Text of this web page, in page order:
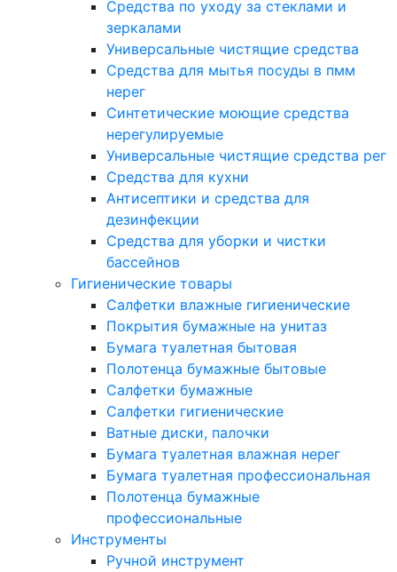
Средства по уходу за стеклами и
зеркалами
Универсальные чистящие средства
Средства для мытья посуды в пмм
нерег
Синтетические моющие средства
нерегулируемые
Универсальные чистящие средства рег
Средства для кухни
Антисептики и средства для
дезинфекции
Средства для уборки и чистки
бассейнов
Гигиенические товары
Салфетки влажные гигиенические
Покрытия бумажные на унитаз
Бумага туалетная бытовая
Полотенца бумажные бытовые
Салфетки бумажные
Салфетки гигиенические
Ватные диски, палочки
Бумага туалетная влажная нерег
Бумага туалетная профессиональная
Полотенца бумажные
профессиональные
Инструменты
Ручной инструмент